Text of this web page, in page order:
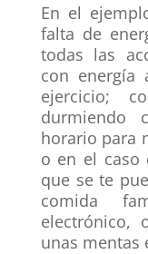
En el
falta de
todas las
con energía
ejercicio;
durmiendo
horario para
o en el caso
que se te
comida
electrónico,
unas mentas